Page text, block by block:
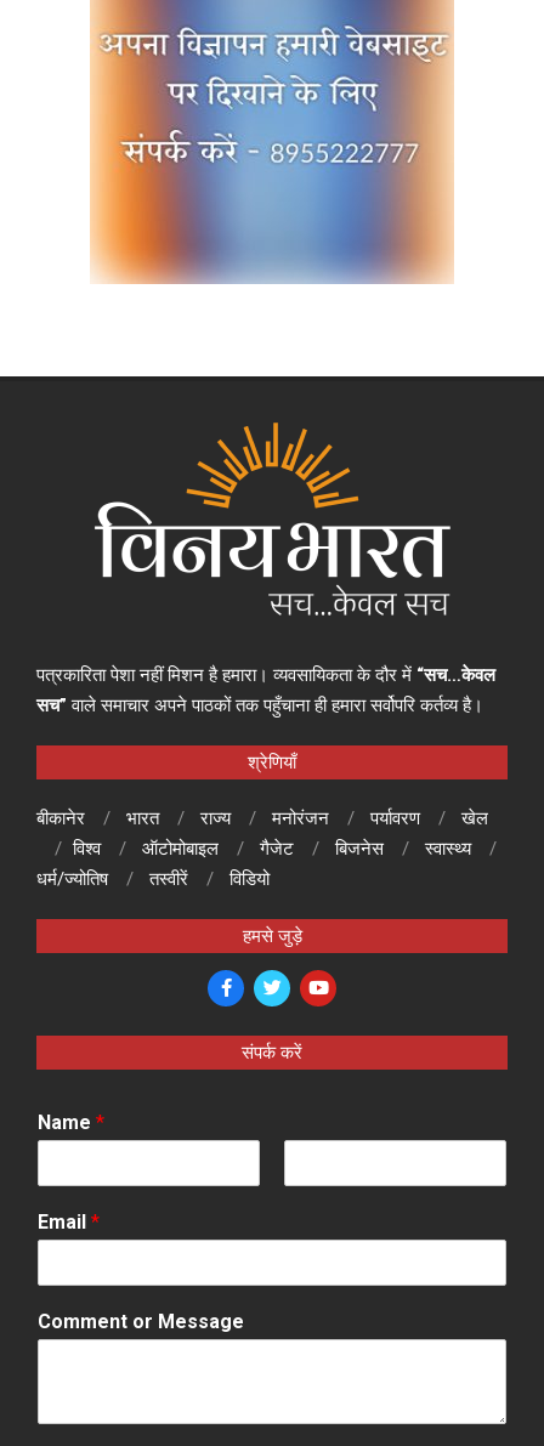
पत्रकारिता पेशा नहीं मिशन है हमारा। व्यवसायिकता के दौर में “सच…केवल
सच” वाले समाचार अपने पाठकों तक पहुँचाना ही हमारा सर्वोपरि कर्तव्य है।
श्रेणियाँ
बीकानेर भारत राज्य मनोरंजन पर्यावरण
खेल
विश्व
ऑटोमोबाइल गैजेट बिजनेस
स्वास्थ्य
धर्म/ज्योतिष
तस्वीरें विडियो
हमसे जुड़े
संपर्क करें
Name *
i
rEmail *
Comment or Message